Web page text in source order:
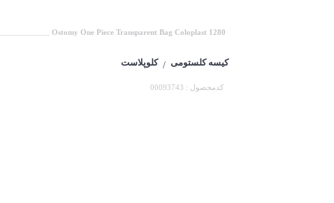
1280 Ostomy One Piece Transparent Bag Coloplast
کیسه کلستومی / کلوپلاست
کدمحصول : 00093743